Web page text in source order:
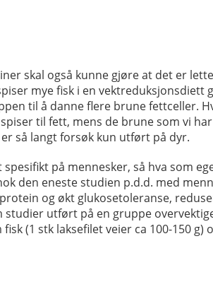
skal også kunne gjøre at det er
mye fisk i en vektreduksjonsdiett
til å danne flere brune fettceller.
til fett, mens de brune som vi
så langt forsøk kun utført på dyr.
på mennesker, så hva som
den eneste studien p.d.d. med
og økt glukosetoleranse,
utført på en gruppe
(1 stk laksefilet veier ca 100-150 g)